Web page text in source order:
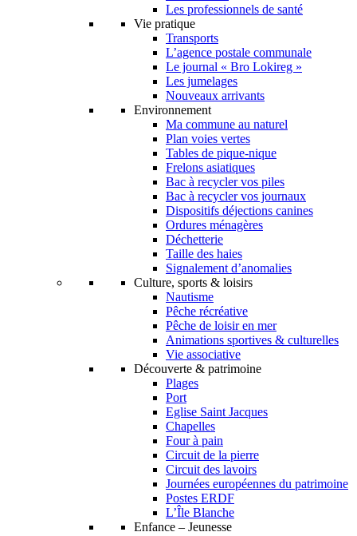
Les professionnels de santé
Vie pratique
Transports
L’agence postale communale
Le journal « Bro Lokireg »
Les jumelages
Nouveaux arrivants
Environnement
Ma commune au naturel
Plan voies vertes
Tables de pique-nique
Frelons asiatiques
Bac à recycler vos piles
Bac à recycler vos journaux
Dispositifs déjections canines
Ordures ménagères
Déchetterie
Taille des haies
Signalement d’anomalies
Culture, sports & loisirs
Nautisme
Pêche récréative
Pêche de loisir en mer
Animations sportives & culturelles
Vie associative
Découverte & patrimoine
Plages
Port
Eglise Saint Jacques
Chapelles
Four à pain
Circuit de la pierre
Circuit des lavoirs
Journées européennes du patrimoine
Postes ERDF
L’Île Blanche
Enfance – Jeunesse